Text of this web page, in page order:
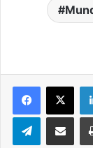
Facebook
X
TelegramCompartilhar via e-mail